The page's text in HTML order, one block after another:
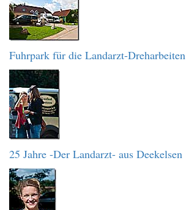
Fuhrpark für die Landarzt-Dreharbeiten
25 Jahre -Der Landarzt- aus Deekelsen